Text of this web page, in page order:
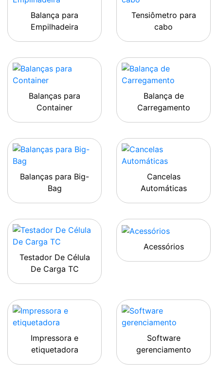
Balança para
Empilhadeira
Tensiômetro para
cabo
Balanças para
Container
Balança de
Carregamento
Balanças para Big-
Bag
Cancelas
Automáticas
Testador De Célula
De Carga TC
Acessórios
Impressora e
etiquetadora
Software
gerenciamento